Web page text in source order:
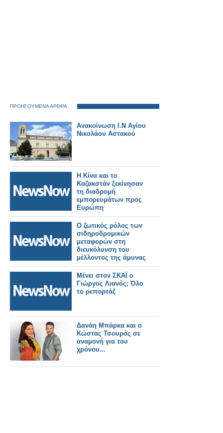
ΠΡΟΗΓΟΥΜΕΝΑ ΑΡΘΡΑ
Ανακοίνωση Ι.Ν Αγίου
Νικολάου Αστακού
Η Κίνα και το
Καζακστάν ξεκίνησαν
τη διαδρομή
εμπορευμάτων προς
Ευρώπη
παρακάμπτοντας τη
Ρωσία
Ο ζωτικός ρόλος των
σιδηροδρομικών
μεταφορών στη
διευκόλυνση του
μέλλοντος της άμυνας
της ΕΕ
Μένει στον ΣΚΑΪ ο
Γιώργος Λιανός; Όλο
το ρεπορτάζ
Δανάη Μπάρκα και ο
Κώστας Τσουρός σε
αναμονή για του
χρόνου...